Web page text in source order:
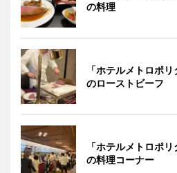
の料理
「ホテルメトロポ
のローストビーフ
「ホテルメトロポ
の料理コーナー